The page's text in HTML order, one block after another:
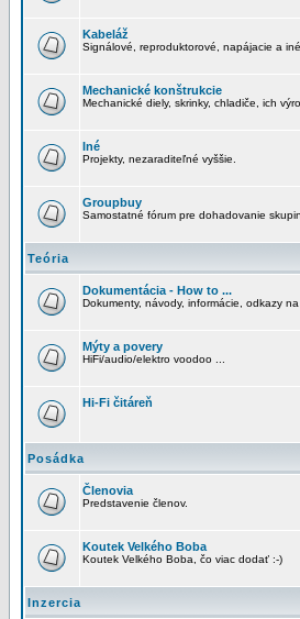
Kabeláž
Signálové, reproduktorové, napájacie a
Mechanické konštrukcie
Mechanické diely, skrinky, chladiče, ich
Iné
Projekty, nezaraditeľné vyššie.
Groupbuy
Samostatné fórum pre dohadovanie
Teória
Dokumentácia - How to ...
Dokumenty, návody, informácie, odkazy
Mýty a povery
HiFi/audio/elektro voodoo ...
Hi-Fi čitáreň
Posádka
Členovia
Predstavenie členov.
Koutek Velkého Boba
Koutek Velkého Boba, čo viac dodať :-)
Inzercia